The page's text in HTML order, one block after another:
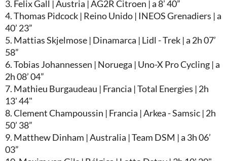
3. Felix Gall | Austria | AG2R Citroen | a 8’ 40”
4. Thomas Pidcock | Reino Unido | INEOS Grenadiers | a
40’ 23”
5. Mattias Skjelmose | Dinamarca | Lidl - Trek | a 2h 07’
58”
6. Tobias Johannessen | Noruega | Uno-X Pro Cycling | a
2h 08’ 04”
7. Mathieu Burgaudeau | Francia | Total Energies | 2h
13' 44"
8. Clement Champoussin | Francia | Arkea - Samsic | 2h
50’ 38”
9. Matthew Dinham | Australia | Team DSM | a 3h 06’
03”